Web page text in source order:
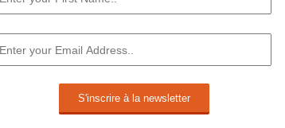
de recruter 247 000
de 8% par rapport à 2020.
encore se situer -12%, en